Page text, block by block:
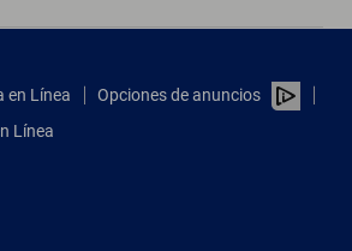
en Línea
Opciones de anuncios
Línea